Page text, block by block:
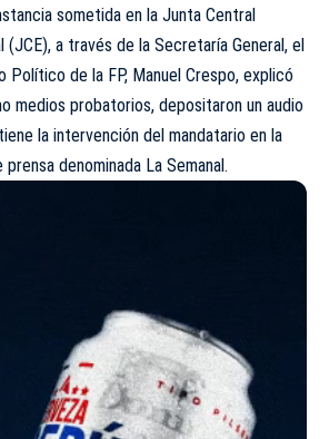
sometida en la Junta Central
(JCE), a través de la Secretaría General, el
Político de la FP, Manuel Crespo, explicó
medios probatorios, depositaron un audio
la intervención del mandatario en la
prensa denominada La Semanal.